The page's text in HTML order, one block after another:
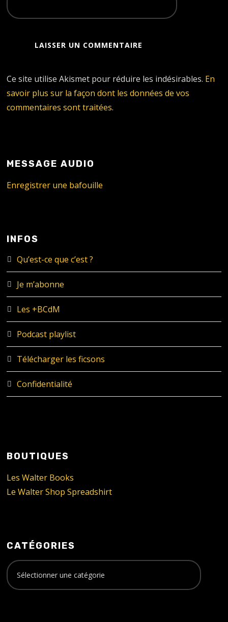
Ce site utilise Akismet pour réduire les indésirables. En
savoir plus sur la façon dont les données de vos
commentaires sont traitées.
MESSAGE AUDIO
Enregistrer une bafouille
INFOS
Qu’est-ce que c’est ?
Je m’abonne
Les +BCdM
Podcast playlist
Télécharger les ficsons
Confidentialité
BOUTIQUES
Les Walter Books
Le Walter Shop Spreadshirt
CATÉGORIES